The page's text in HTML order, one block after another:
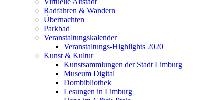
Virtuelle Altstadt
Radfahren & Wandern
Übernachten
Parkbad
Veranstaltungskalender
Veranstaltungs-Highlights 2020
Kunst & Kultur
Kunstsammlungen der Stadt Limburg
Museum Digital
Dombibliothek
Lesungen in Limburg